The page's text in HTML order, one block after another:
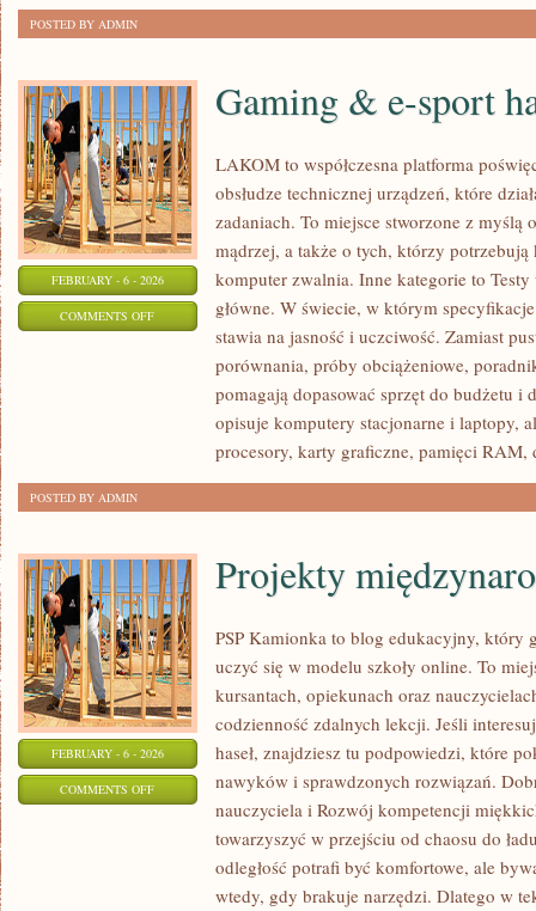
POSTED BY ADMIN
FEBRUARY - 6 - 2026
COMMENTS OFFON
HARDWARE
Gaming & e-sport
LAKOM to współczesna platforma
obsłudze technicznej urządzeń, które
zadaniach. To miejsce stworzone z myślą
mądrzej, a także o tych, którzy
komputer zwalnia. Inne kategorie to
główne. W świecie, w którym
stawia na jasność i uczciwość. Zamiast
porównania, próby obciążeniowe,
pomagają dopasować sprzęt do budżetu
opisuje komputery stacjonarne i laptopy,
procesory, karty graficzne, pamięci RAM,
POSTED BY ADMIN
FEBRUARY - 6 - 2026
COMMENTS OFFON
MIĘDZYNARODOWE
Projekty
PSP Kamionka to blog edukacyjny, który
uczyć się w modelu szkoły online. To
kursantach, opiekunach oraz
codzienność zdalnych lekcji. Jeśli
haseł, znajdziesz tu podpowiedzi, które
nawyków i sprawdzonych rozwiązań.
nauczyciela i Rozwój kompetencji
towarzyszyć w przejściu od chaosu do
odległość potrafi być komfortowe, ale
wtedy, gdy brakuje narzędzi. Dlatego w